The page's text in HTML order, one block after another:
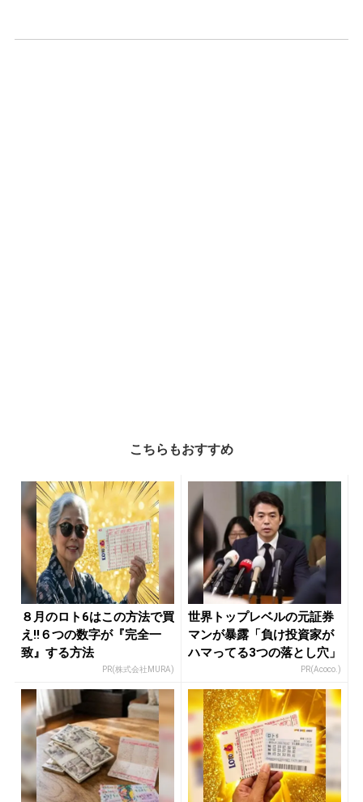
こちらもおすすめ
８月のロト6はこの方法で買
え!!６つの数字が『完全一
致』する方法
PR(株式会社MURA)
世界トップレベルの元証券
マンが暴露「負け投資家が
ハマってる3つの落とし穴」
PR(Acoco.)